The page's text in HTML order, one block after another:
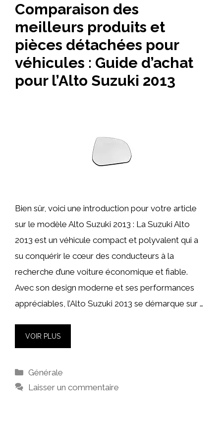
Comparaison des
meilleurs produits et
pièces détachées pour
véhicules : Guide d’achat
pour l’Alto Suzuki 2013
Bien sûr, voici une introduction pour votre article
sur le modèle Alto Suzuki 2013 : La Suzuki Alto
2013 est un véhicule compact et polyvalent qui a
su conquérir le cœur des conducteurs à la
recherche d’une voiture économique et fiable.
Avec son design moderne et ses performances
appréciables, l’Alto Suzuki 2013 se démarque sur …
VOIR PLUS
Catégories
Générale
Laisser un commentaire